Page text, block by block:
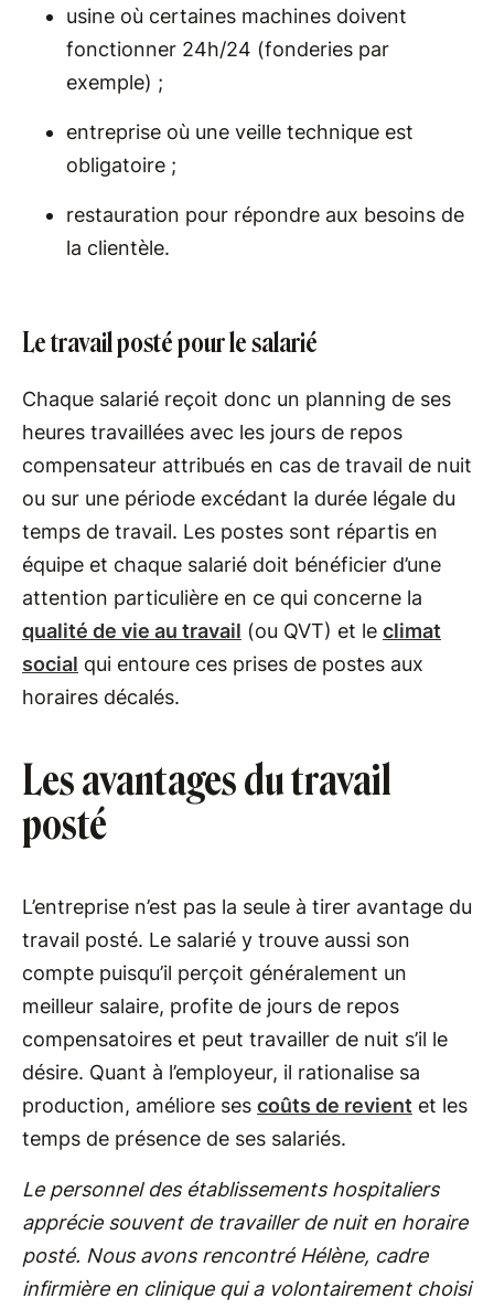
usine où certaines machines doivent
fonctionner 24h/24 (fonderies par
exemple) ;
entreprise où une veille technique est
obligatoire ;
restauration pour répondre aux besoins de
la clientèle.
Le travail posté pour le salarié
Chaque salarié reçoit donc un planning de ses
heures travaillées avec les jours de repos
compensateur attribués en cas de travail de nuit
ou sur une période excédant la durée légale du
temps de travail. Les postes sont répartis en
équipe et chaque salarié doit bénéficier d’une
attention particulière en ce qui concerne la
qualité de vie au travail (ou QVT) et le climat
social qui entoure ces prises de postes aux
horaires décalés.
Les avantages du travail
posté
L’entreprise n’est pas la seule à tirer avantage du
travail posté. Le salarié y trouve aussi son
compte puisqu’il perçoit généralement un
meilleur salaire, profite de jours de repos
compensatoires et peut travailler de nuit s’il le
désire. Quant à l’employeur, il rationalise sa
production, améliore ses coûts de revient et les
temps de présence de ses salariés.
Le personnel des établissements hospitaliers
apprécie souvent de travailler de nuit en horaire
posté. Nous avons rencontré Hélène, cadre
infirmière en clinique qui a volontairement choisi